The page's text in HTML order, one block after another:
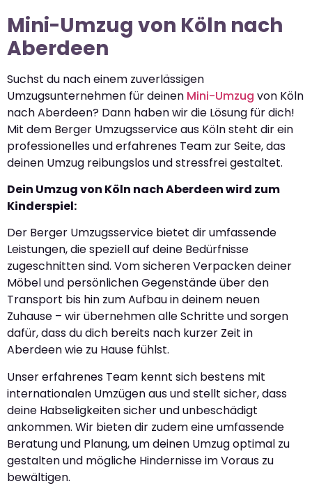
Mini-Umzug von Köln nach
Aberdeen
Suchst du nach einem zuverlässigen
Umzugsunternehmen für deinen Mini-Umzug von Köln
nach Aberdeen? Dann haben wir die Lösung für dich!
Mit dem Berger Umzugsservice aus Köln steht dir ein
professionelles und erfahrenes Team zur Seite, das
deinen Umzug reibungslos und stressfrei gestaltet.
Dein Umzug von Köln nach Aberdeen wird zum
Kinderspiel:
Der Berger Umzugsservice bietet dir umfassende
Leistungen, die speziell auf deine Bedürfnisse
zugeschnitten sind. Vom sicheren Verpacken deiner
Möbel und persönlichen Gegenstände über den
Transport bis hin zum Aufbau in deinem neuen
Zuhause – wir übernehmen alle Schritte und sorgen
dafür, dass du dich bereits nach kurzer Zeit in
Aberdeen wie zu Hause fühlst.
Unser erfahrenes Team kennt sich bestens mit
internationalen Umzügen aus und stellt sicher, dass
deine Habseligkeiten sicher und unbeschädigt
ankommen. Wir bieten dir zudem eine umfassende
Beratung und Planung, um deinen Umzug optimal zu
gestalten und mögliche Hindernisse im Voraus zu
bewältigen.